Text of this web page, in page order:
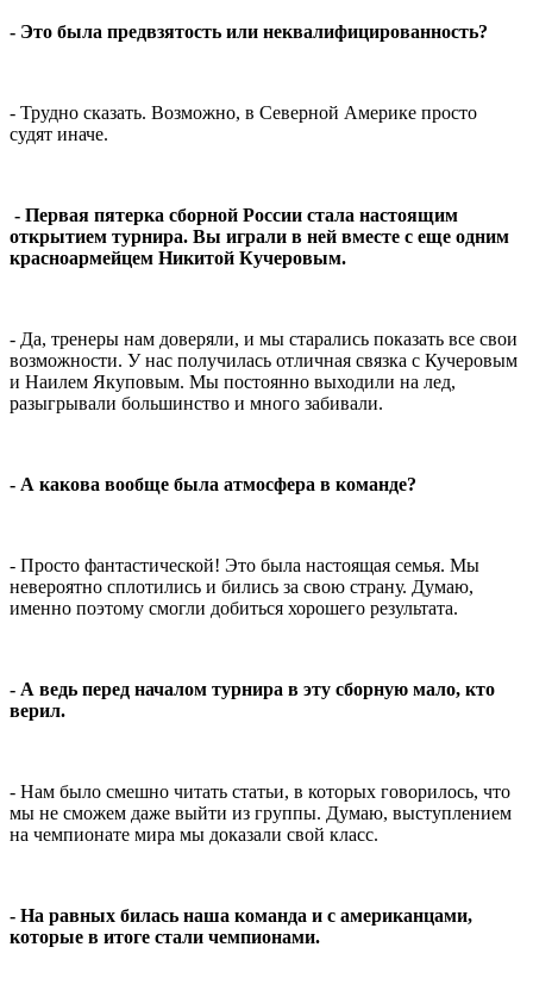
- Это была предвзятость или неквалифицированность?
- Трудно сказать. Возможно, в Северной Америке просто
судят иначе.
- Первая пятерка сборной России стала настоящим
открытием турнира. Вы играли в ней вместе с еще одним
красноармейцем Никитой Кучеровым.
- Да, тренеры нам доверяли, и мы старались показать все свои
возможности. У нас получилась отличная связка с Кучеровым
и Наилем Якуповым. Мы постоянно выходили на лед,
разыгрывали большинство и много забивали.
- А какова вообще была атмосфера в команде?
- Просто фантастической! Это была настоящая семья. Мы
невероятно сплотились и бились за свою страну. Думаю,
именно поэтому смогли добиться хорошего результата.
- А ведь перед началом турнира в эту сборную мало, кто
верил.
- Нам было смешно читать статьи, в которых говорилось, что
мы не сможем даже выйти из группы. Думаю, выступлением
на чемпионате мира мы доказали свой класс.
- На равных билась наша команда и с американцами,
которые в итоге стали чемпионами.